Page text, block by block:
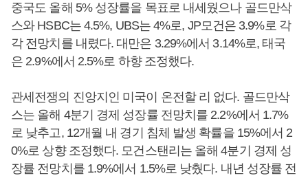
중국도 올해 5% 성장률을 목표로 내세웠으나 골드만삭
스와 HSBC는 4.5%, UBS는 4%로, JP모건은 3.9%로 각
각 전망치를 내렸다. 대만은 3.29%에서 3.14%로, 태국
은 2.9%에서 2.5%로 하향 조정했다.
관세전쟁의 진앙지인 미국이 온전할 리 없다. 골드만삭
스는 올해 4분기 경제 성장률 전망치를 2.2%에서 1.7%
로 낮추고, 12개월 내 경기 침체 발생 확률을 15%에서 2
0%로 상향 조정했다. 모건스탠리는 올해 4분기 경제 성
장률 전망치를 1.9%에서 1.5%로 낮췄다. 내년 성장률 전